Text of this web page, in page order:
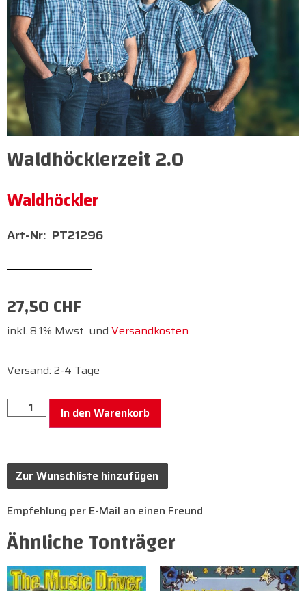
Waldhöcklerzeit 2.0
Waldhöckler
PT21296
27,50CHF
inkl. 8.1% Mwst. und Versandkosten
Versand: 2-4 Tage
In den Warenkorb
Zur Wunschliste hinzufügen
Empfehlung per E-Mail an einen Freund
Ähnliche Tonträger